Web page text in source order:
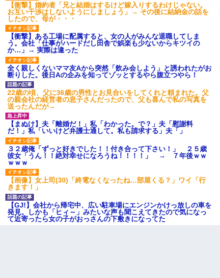
【衝撃】婚約者「兄と結婚はするけど嫁入りするわけじゃない。
お互い干渉はしないようにしましょう」→ その後に結納金の話を
したので、母が・・・
【衝撃】ある工場に配属すると、女の人がみんな退職してしま
う。会社「仕事がハードだし田舎で娯楽も少ないからキツイの
か…」→ 実際は違った
全く親しくないママ友Aから突然「飲み会しよう」と誘われたがお
断りした。後日Aの企みを知ってゾッとするやら腹立つやら！
22歳の頃、父に36歳の男性とお見合いをしてくれと頼まれた。父
の親会社の経営者の息子さんだったので、父も喜んで私の写真を
送ったんだが→
【まぬけ】夫「離婚だ！」私「わかった。で？」夫「慰謝料
だ！」私「いいけど弁護士通して。私も請求する」夫「」
３２歳俺「ずっと好きでした！！付き合って下さい！」 ２５歳
彼女「うん！！絶対幸せになろうね！！！！」 → ７年後ｗｗ
ｗｗｗ
【画像】女上司(30)「終電なくなったね…部屋くる？」ワイ「行
きます！」
【GJ!】会社から帰宅中、広い駐車場にエンジンかけっ放しの車を
発見。しかも「ヒィ～」みたいな声も聞こえてきたので気になっ
て近寄ったら女の子がおっさんの下敷きになってた